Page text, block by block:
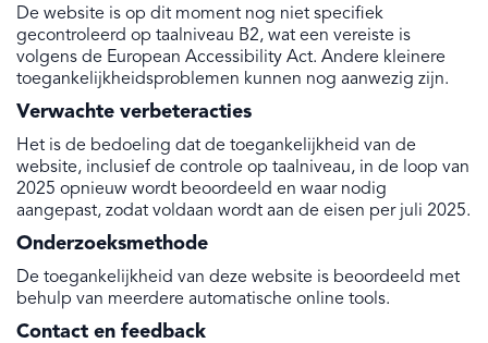
De website is op dit moment nog niet specifiek
gecontroleerd op taalniveau B2, wat een vereiste is
volgens de European Accessibility Act. Andere kleinere
toegankelijkheidsproblemen kunnen nog aanwezig zijn.
Verwachte verbeteracties
Het is de bedoeling dat de toegankelijkheid van de
website, inclusief de controle op taalniveau, in de loop van
2025 opnieuw wordt beoordeeld en waar nodig
aangepast, zodat voldaan wordt aan de eisen per juli 2025.
Onderzoeksmethode
De toegankelijkheid van deze website is beoordeeld met
behulp van meerdere automatische online tools.
Contact en feedback